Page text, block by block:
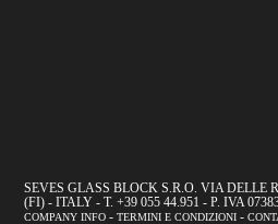
alla
nostra
SEVES GLASS BLOCK S.R.O. VIA DELLE
(FI) - ITALY - T. +39 055 44.951 - P. IVA
COMPANY INFO -TERMINI E CONDIZIONI -